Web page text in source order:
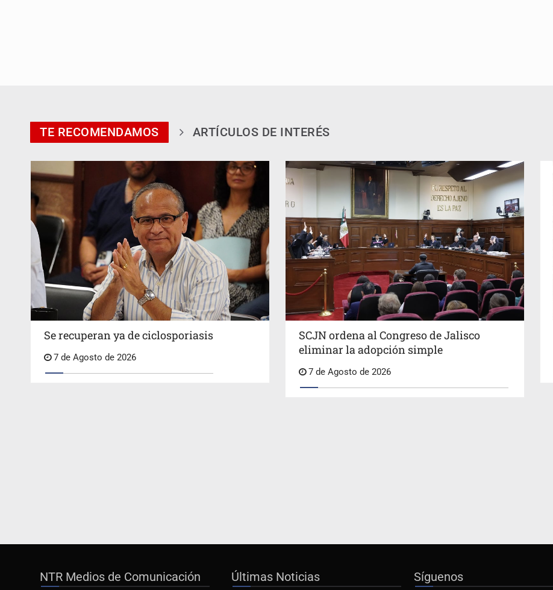
TE RECOMENDAMOS ARTÍCULOS DE INTERÉS
Se recuperan ya de ciclosporiasis
7 de Agosto de 2026
SCJN ordena al Congreso de Jalisco
eliminar la adopción simple
7 de Agosto de 2026
NTR Medios de Comunicación Últimas Noticias Síguenos